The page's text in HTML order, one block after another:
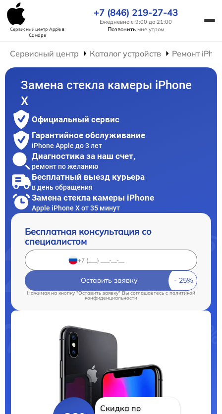
Сервисный центр Appleв
Самаре
+7 (846) 219-27-43
Ежедневно с 9:00 до 21:00
Позвонить мне утром
Сервисный центр Каталог устройств Ремонт
Замена стекла камеры iPhone
X
Официальный сервис
Гарантийное обслуживание
iPhone Apple до 3 лет
Диагностика за наш счет,
ремонт по желанию
Бесплатный выезд курьера
в день обращения
Замена стекла камеры iPhone
Apple iPhone X от 35 минут
Бесплатная консультация со
специалистом
Оставить заявку
Нажимая на кнопку "Оставить заявку" Вы соглашаетесь cполитикой
конфиденциальности
Скидка по